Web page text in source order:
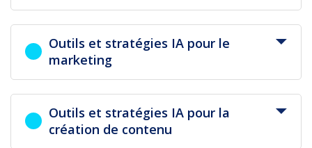
Outils et stratégies IA pour le
marketing
Outils et stratégies IA pour la
création de contenu